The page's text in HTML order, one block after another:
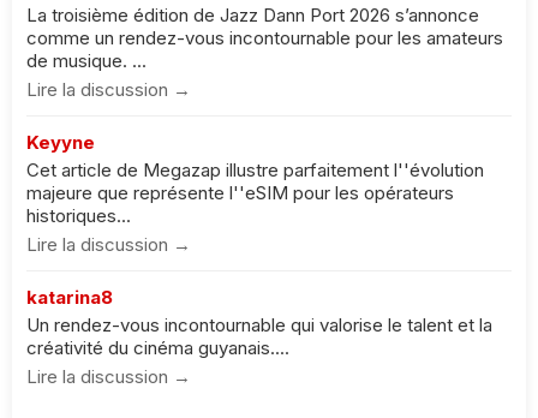
La troisième édition de Jazz Dann Port 2026 s’annonce
comme un rendez-vous incontournable pour les amateurs
de musique. ...
Lire la discussion →
Keyyne
Cet article de Megazap illustre parfaitement l''évolution
majeure que représente l''eSIM pour les opérateurs
historiques...
Lire la discussion →
katarina8
Un rendez-vous incontournable qui valorise le talent et la
créativité du cinéma guyanais....
Lire la discussion →